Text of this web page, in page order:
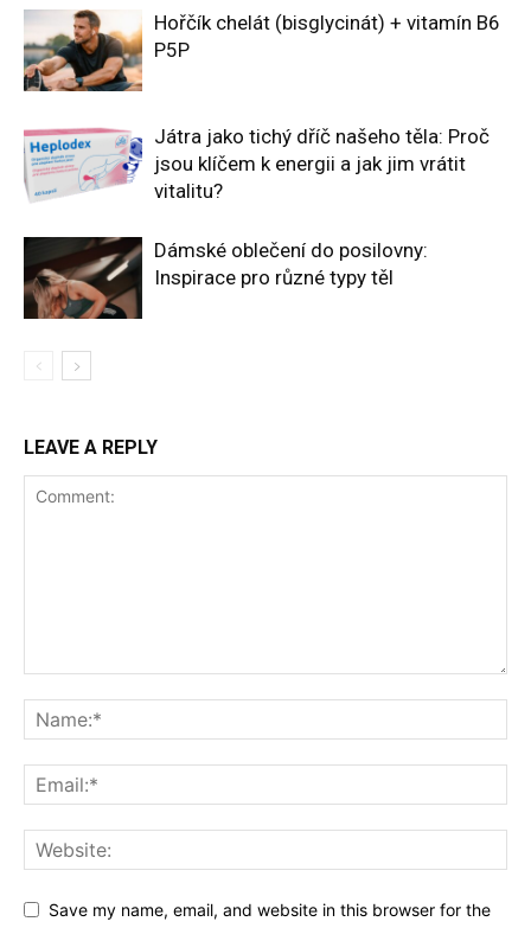
Hořčík chelát (bisglycinát) + vitamín B6
P5P
Játra jako tichý dříč našeho těla: Proč
jsou klíčem k energii a jak jim vrátit
vitalitu?
Dámské oblečení do posilovny:
Inspirace pro různé typy těl
LEAVE A REPLY
Save my name, email, and website in this browser for the